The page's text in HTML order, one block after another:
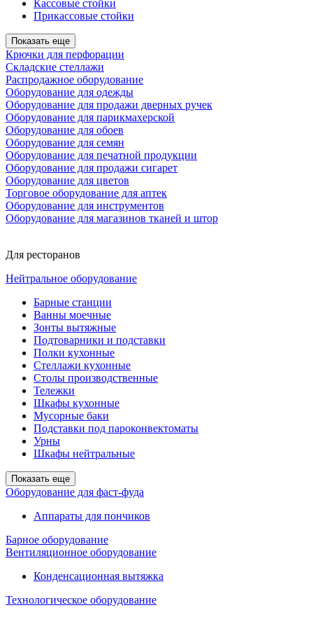
Кассовые стойки
Прикассовые стойки
Показать еще
Крючки для перфорации
Складские стеллажи
Распродажное оборудование
Оборудование для одежды
Оборудование для продажи дверных ручек
Оборудование для парикмахерской
Оборудование для обоев
Оборудование для семян
Оборудование для печатной продукции
Оборудование для продажи сигарет
Оборудование для цветов
Торговое оборудование для аптек
Оборудование для инструментов
Оборудование для магазинов тканей и штор
Для ресторанов
Нейтральное оборудование
Барные станции
Ванны моечные
Зонты вытяжные
Подтоварники и подставки
Полки кухонные
Стеллажи кухонные
Столы производственные
Тележки
Шкафы кухонные
Мусорные баки
Подставки под пароконвектоматы
Урны
Шкафы нейтральные
Показать еще
Оборудование для фаст-фуда
Аппараты для пончиков
Барное оборудование
Вентиляционное оборудование
Конденсационная вытяжка
Технологическое оборудование